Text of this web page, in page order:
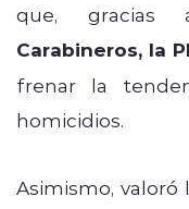
que, gracias
Carabineros, la
frenar la
homicidios.
Asimismo, valoró